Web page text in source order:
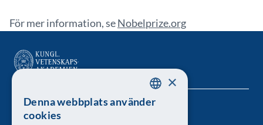
För mer information, seNobelprize.org
Kungl. Vetenskapsakademien SWEDISH
×
Denna webbplats använder
cookies